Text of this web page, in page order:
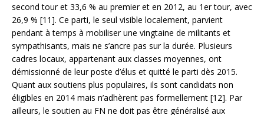
second tour et 33,6 % au premier et en 2012, au 1er tour, avec
26,9 % [11]. Ce parti, le seul visible localement, parvient
pendant à temps à mobiliser une vingtaine de militants et
sympathisants, mais ne s’ancre pas sur la durée. Plusieurs
cadres locaux, appartenant aux classes moyennes, ont
démissionné de leur poste d’élus et quitté le parti dès 2015.
Quant aux soutiens plus populaires, ils sont candidats non
éligibles en 2014 mais n’adhèrent pas formellement [12]. Par
ailleurs, le soutien au FN ne doit pas être généralisé aux